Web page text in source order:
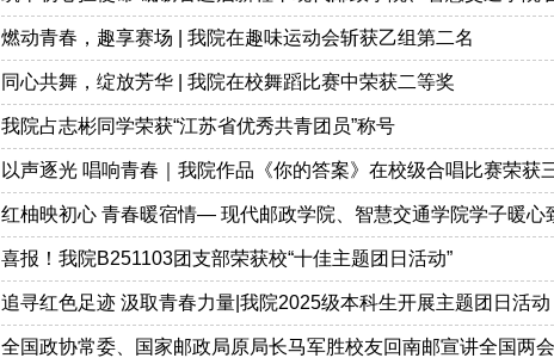
燃动青春，趣享赛场 | 我院在趣味运动会斩获乙组第二名
同心共舞，绽放芳华 | 我院在校舞蹈比赛中荣获二等奖
我院占志彬同学荣获“江苏省优秀共青团员”称号
以声逐光 唱响青春｜我院作品《你的答案》在校级合唱比赛荣获
红柚映初心 青春暖宿情— 现代邮政学院、智慧交通学院学子暖心
喜报！我院B251103团支部荣获校“十佳主题团日活动”
追寻红色足迹 汲取青春力量|我院2025级本科生开展主题团日活动
全国政协常委、国家邮政局原局长马军胜校友回南邮宣讲全国两